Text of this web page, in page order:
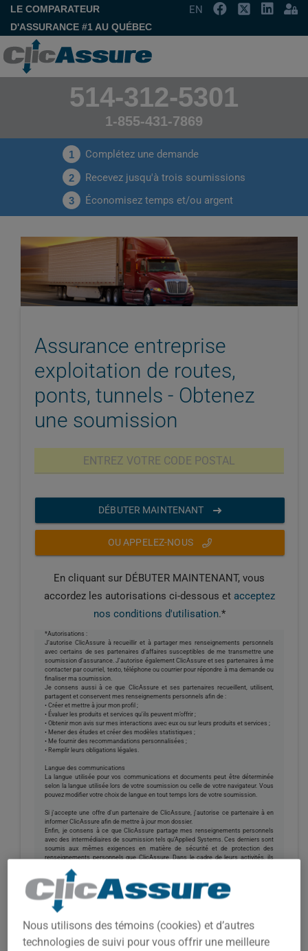
LE COMPARATEUR
D'ASSURANCE #1 AU QUÉBEC
EN
514-312-5301
1-855-431-7869
1 Complétez une demande
2 Recevez jusqu'à trois soumissions
3 Économisez temps et/ou argent
Assurance entreprise
exploitation de routes,
ponts, tunnels - Obtenez
une soumission
DÉBUTER MAINTENANT
OU APPELEZ-NOUS
En cliquant sur DÉBUTER MAINTENANT, vous
accordez les autorisations ci-dessous et acceptez
nos conditions d'utilisation.*
*Autorisations :
J’autorise ClicAssure à recueillir et à partager mes renseignements personnels
avec certains de ses partenaires d’affaires susceptibles de me transmettre une
soumission d’assurance. J'autorise également ClicAssure et ses partenaires à me
contacter par courriel, texto, téléphone ou courrier pour répondre à ma demande ou
finaliser ma soumission.
Je consens aussi à ce que ClicAssure et ses partenaires recueillent, utilisent,
partagent et conservent mes renseignements personnels afin de :
• Créer et mettre à jour mon profil ;
• Évaluer les produits et services qu'ils peuvent m’offrir ;
• Obtenir mon avis sur mes interactions avec eux ou sur leurs produits et services ;
• Mener des études et créer des modèles statistiques ;
• Me fournir des recommandations personnalisées ;
• Remplir leurs obligations légales.
Langue des communications
La langue utilisée pour vos communications et documents peut être déterminée
selon la langue utilisée lors de votre soumission ou celle de votre navigateur. Vous
pouvez modifier votre choix de langue en tout temps lors de votre soumission.
Si j'accepte une offre d'un partenaire de ClicAssure, j'autorise ce partenaire à en
informer ClicAssure afin de mettre à jour mon dossier.
Enfin, je consens à ce que ClicAssure partage mes renseignements personnels
avec des intermédiaires de soumission tels qu’Applied Systems. Ces derniers sont
soumis aux mêmes exigences en matière de sécurité et de protection des
renseignements personnels que ClicAssure. Dans le cadre de leurs activités, ils
améliorer la performance, l'efficacité, la fiabilité et la sécurité de leurs produits.
Confidentialité
Utilisation des témoins
Nous utilisons des témoins (cookies) et d’autres
technologies de suivi pour vous offrir une meilleure